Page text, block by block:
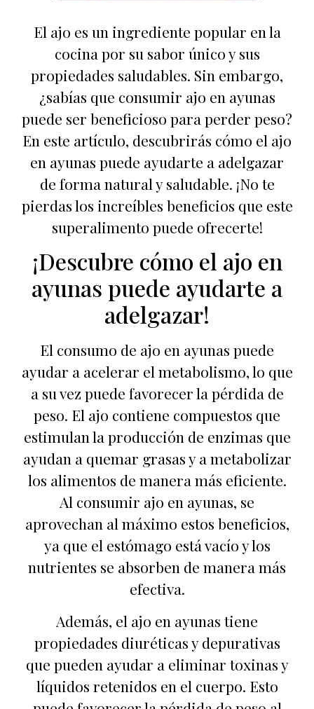
El ajo es un ingrediente popular en la
cocina por su sabor único y sus
propiedades saludables. Sin embargo,
¿sabías que consumir ajo en ayunas
puede ser beneficioso para perder peso?
En este artículo, descubrirás cómo el ajo
en ayunas puede ayudarte a adelgazar
de forma natural y saludable. ¡No te
pierdas los increíbles beneficios que este
superalimento puede ofrecerte!
¡Descubre cómo el ajo en
ayunas puede ayudarte a
adelgazar!
El consumo de ajo en ayunas puede
ayudar a acelerar el metabolismo, lo que
a su vez puede favorecer la pérdida de
peso. El ajo contiene compuestos que
estimulan la producción de enzimas que
ayudan a quemar grasas y a metabolizar
los alimentos de manera más eficiente.
Al consumir ajo en ayunas, se
aprovechan al máximo estos beneficios,
ya que el estómago está vacío y los
nutrientes se absorben de manera más
efectiva.
Además, el ajo en ayunas tiene
propiedades diuréticas y depurativas
que pueden ayudar a eliminar toxinas y
líquidos retenidos en el cuerpo. Esto